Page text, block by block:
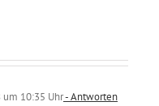
um 10:35 Uhr- Antworten